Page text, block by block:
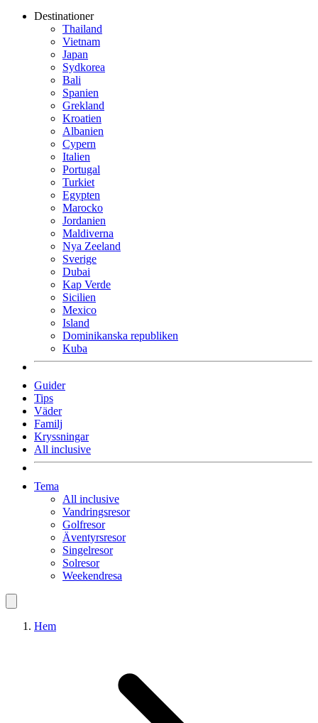
Destinationer
Thailand
Vietnam
Japan
Sydkorea
Bali
Spanien
Grekland
Kroatien
Albanien
Cypern
Italien
Portugal
Turkiet
Egypten
Marocko
Jordanien
Maldiverna
Nya Zeeland
Sverige
Dubai
Kap Verde
Sicilien
Mexico
Island
Dominikanska republiken
Kuba
Guider
Tips
Väder
Familj
Kryssningar
All inclusive
Tema
All inclusive
Vandringsresor
Golfresor
Äventyrsresor
Singelresor
Solresor
Weekendresa
Hem